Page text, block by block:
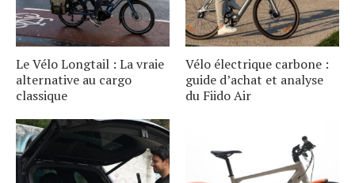
Le Vélo Longtail : La vraie
alternative au cargo
classique
Vélo électrique carbone :
guide d’achat et analyse
du Fiido Air